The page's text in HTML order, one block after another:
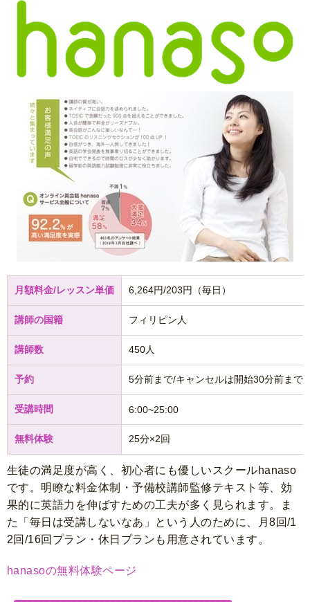
月額料金/レッスン単価 6,264円/203円（毎日）
講師の国籍 フィリピン人
講師数 450人
予約 5分前まで/キャンセルは開始30分前まで
受講時間 6:00~25:00
無料体験 25分×2回
生徒の満足度が高く、初心者にも優しいスクールhanaso
です。明瞭な料金体制・予備校講師監修テキスト等、効
果的に英語力を伸ばすための工夫が多く見られます。ま
た「毎日は受講しないなあ」という人のために、月8回/1
2回/16回プラン・休日プランも用意されています。
hanasoの無料体験ページ